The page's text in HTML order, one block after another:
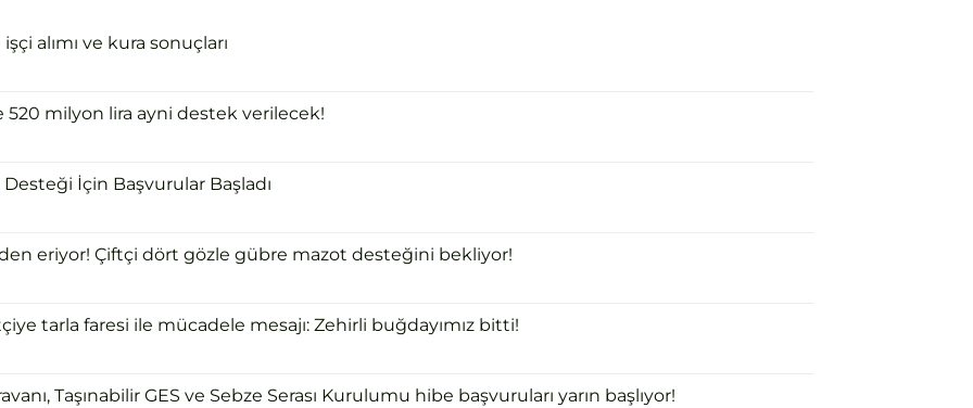
alımı ve kura sonuçları
520 milyon lira ayni destek verilecek!
İçin Başvurular Başladı
eriyor! Çiftçi dört gözle gübre mazot desteğini bekliyor!
tarla faresi ile mücadele mesajı: Zehirli buğdayımız bitti!
Taşınabilir GES ve Sebze Serası Kurulumu hibe başvuruları yarın başlıyor!